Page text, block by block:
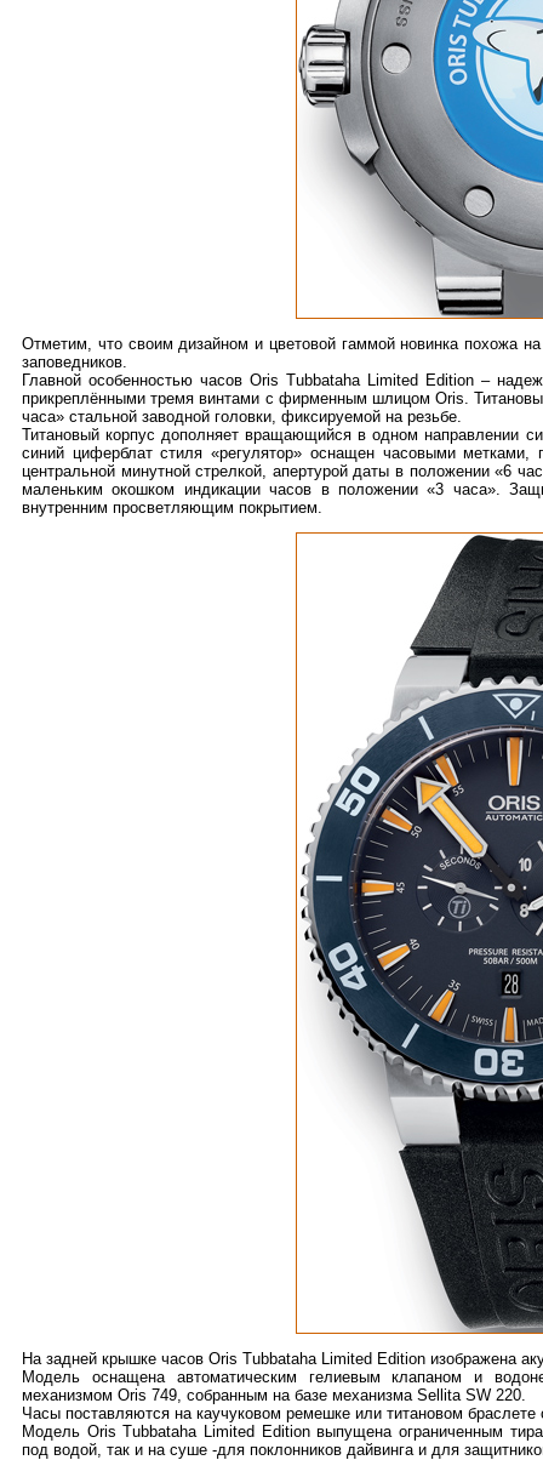
Отметим, что своим дизайном и цветовой гаммой новинка похожа
заповедников.
Главной особенностью часов Oris Tubbataha Limited Edition –
прикреплёнными тремя винтами с фирменным шлицом Oris.
часа» стальной заводной головки, фиксируемой на резьбе.
Титановый корпус дополняет вращающийся в одном направлении
синий циферблат стиля «регулятор» оснащен часовыми
центральной минутной стрелкой, апертурой даты в положении «6
маленьким окошком индикации часов в положении «3 часа».
внутренним просветляющим покрытием.
На задней крышке часов Oris Tubbataha Limited Edition изображена
Модель оснащена автоматическим гелиевым клапаном и
механизмом Oris 749, собранным на базе механизма Sellita SW 220.
Часы поставляются на каучуковом ремешке или титановом
Модель Oris Tubbataha Limited Edition выпущена ограниченным
под водой, так и на суше -для поклонников дайвинга и для